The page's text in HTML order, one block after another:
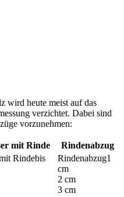
wird heute meist auf das
verzichtet. Dabei sind
vorzunehmen:
mit Rinde Rindenabzug
bis
1
cm
2 cm
3 cm